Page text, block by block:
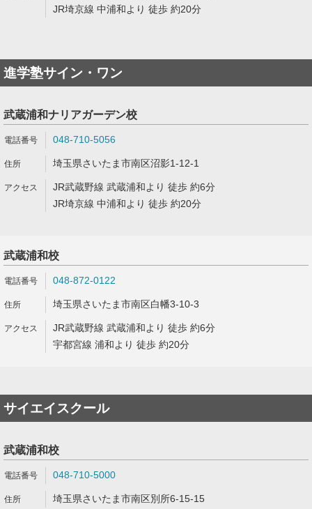
JR埼京線 中浦和より 徒歩 約20分
進学塾サイン・ワン
武蔵浦和ナリアガーデン校
048-710-5056
埼玉県さいたま市南区沼影1-12-1
JR武蔵野線 武蔵浦和より 徒歩 約6分
JR埼京線 中浦和より 徒歩 約20分
武蔵浦和校
048-872-0122
埼玉県さいたま市南区白幡3-10-3
JR武蔵野線 武蔵浦和より 徒歩 約6分
宇都宮線 浦和より 徒歩 約20分
サイエイスクール
武蔵浦和校
048-710-5000
埼玉県さいたま市南区別所6-15-15